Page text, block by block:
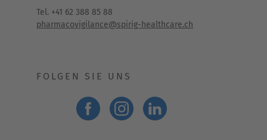
Tel. +41 62 388 85 88
pharmacovigilance@spirig-healthcare.ch
FOLGEN SIE UNS